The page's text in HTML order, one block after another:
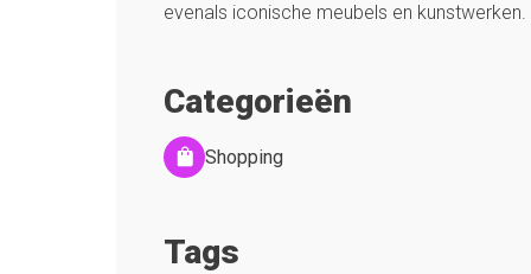
evenals iconische meubels en kunstwerken.
Categorieën
Shopping
Tags